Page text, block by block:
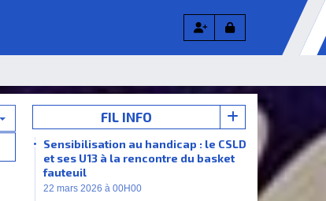
FIL INFO
Sensibilisation au handicap : le CSLD
et ses U13 à la rencontre du basket
fauteuil
22 mars 2026 à 00H00